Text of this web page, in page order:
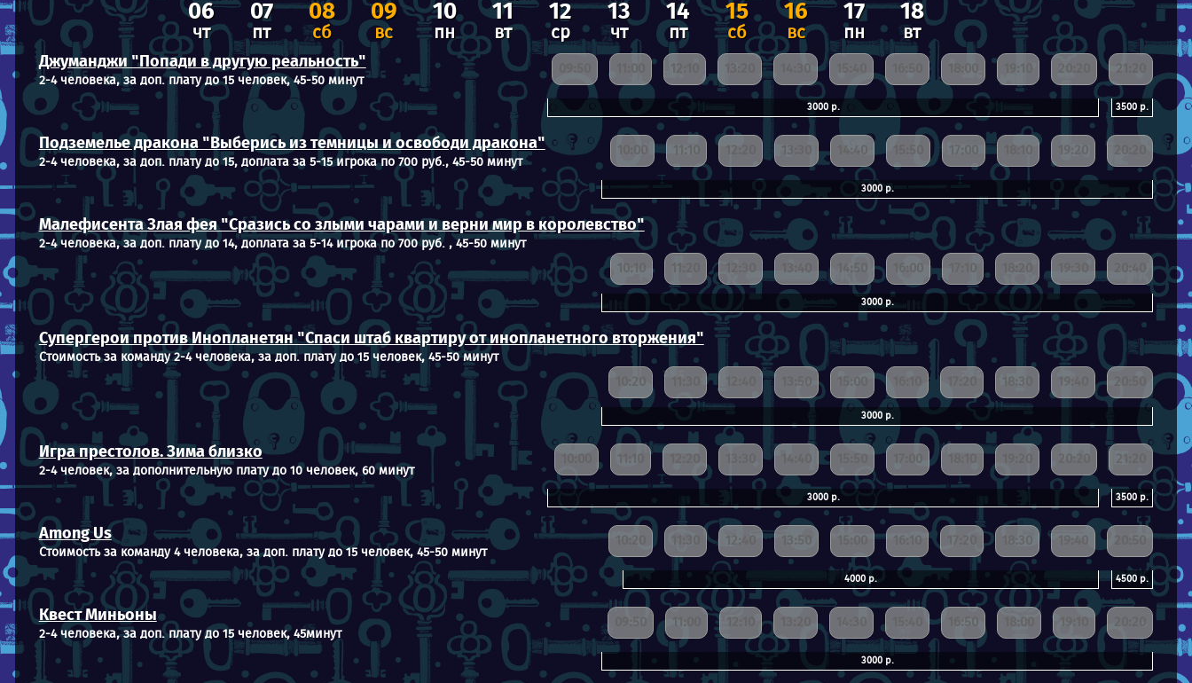
06
чт
07
пт
08
сб
09
вс
10
пн
11
вт
12
ср
13
чт
14
пт
15
сб
16
вс
17
пн
18
вт
Джуманджи "Попади в другую реальность"
2-4 человека, за доп. плату до 15 человек, 45-50 минут
11:00 12:10 13:20 14:30 15:40 18:00 19:10 20:20 21:20
3000 р. 3500 р.
Подземелье дракона "Выберись из темницы и освободи дракона"
2-4 человека, за доп. плату до 15, доплата за 5-15 игрока по 700 руб., 45-50 минут
10:00 11:10 12:20 13:30 14:40 15:50 17:00 18:10 19:20 20:20
3000 р.
Малефисента Злая фея "Сразись со злыми чарами и верни мир в королевство"
2-4 человека, за доп. плату до 14, доплата за 5-14 игрока по 700 руб. , 45-50 минут
10:10 11:20 12:30 13:40 14:50 16:00 17:10 18:20 19:30 20:40
3000 р.
Супергерои против Инопланетян "Спаси штаб квартиру от инопланетного вторжения"
Стоимость за команду 2-4 человека, за доп. плату до 15 человек, 45-50 минут
10:20 12:40 13:50 15:00 17:20 18:30 19:40 20:50
3000 р.
Игра престолов. Зима близко
2-4 человек, за дополнительную плату до 10 человек, 60 минут
11:10 13:30 14:40 17:00 19:20 20:20 21:20
3000 р. 3500 р.
Among Us
Стоимость за команду 4 человека, за доп. плату до 15 человек, 45-50 минут
10:20 11:30 12:40 13:50 15:00 16:10 17:20 18:30 19:40 20:50
4000 р. 4500 р.
Квест Миньоны
2-4 человека, за доп. плату до 15 человек, 45минут
09:50 11:00 12:10 13:20 14:30 15:40 16:50 18:00 19:10 20:20
3000 р.